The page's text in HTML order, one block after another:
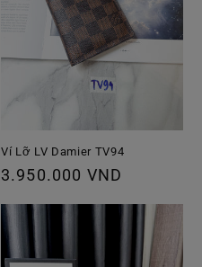
Ví Lỡ LV Damier TV94
Giá
thường
3.950.000 VND